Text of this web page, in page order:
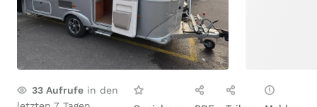
33 Aufrufe in den